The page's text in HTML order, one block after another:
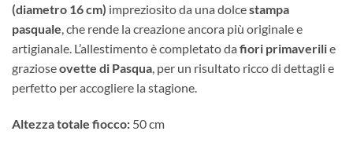
(diametro 16 cm) impreziosito da una dolcestampa
pasquale, che rende la creazione ancora più originale e
artigianale. L’allestimento è completato da fiori primaverilie
grazioseovette di Pasqua, per un risultato ricco di dettagli e
perfetto per accogliere la stagione.
Altezza totale fiocco: 50 cm